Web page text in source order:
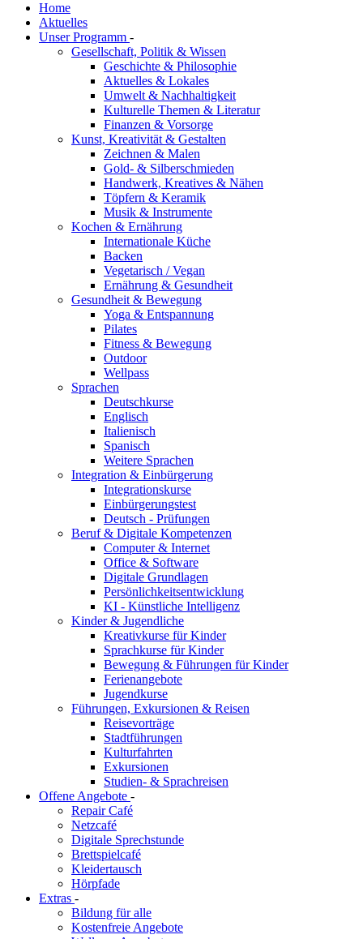
Home
Aktuelles
Unser Programm -
Gesellschaft, Politik & Wissen
Geschichte & Philosophie
Aktuelles & Lokales
Umwelt & Nachhaltigkeit
Kulturelle Themen & Literatur
Finanzen & Vorsorge
Kunst, Kreativität & Gestalten
Zeichnen & Malen
Gold- & Silberschmieden
Handwerk, Kreatives & Nähen
Töpfern & Keramik
Musik & Instrumente
Kochen & Ernährung
Internationale Küche
Backen
Vegetarisch / Vegan
Ernährung & Gesundheit
Gesundheit & Bewegung
Yoga & Entspannung
Pilates
Fitness & Bewegung
Outdoor
Wellpass
Sprachen
Deutschkurse
Englisch
Italienisch
Spanisch
Weitere Sprachen
Integration & Einbürgerung
Integrationskurse
Einbürgerungstest
Deutsch - Prüfungen
Beruf & Digitale Kompetenzen
Computer & Internet
Office & Software
Digitale Grundlagen
Persönlichkeitsentwicklung
KI - Künstliche Intelligenz
Kinder & Jugendliche
Kreativkurse für Kinder
Sprachkurse für Kinder
Bewegung & Führungen für Kinder
Ferienangebote
Jugendkurse
Führungen, Exkursionen & Reisen
Reisevorträge
Stadtführungen
Kulturfahrten
Exkursionen
Studien- & Sprachreisen
Offene Angebote -
Repair Café
Netzcafé
Digitale Sprechstunde
Brettspielcafé
Kleidertausch
Hörpfade
Extras -
Bildung für alle
Kostenfreie Angebote